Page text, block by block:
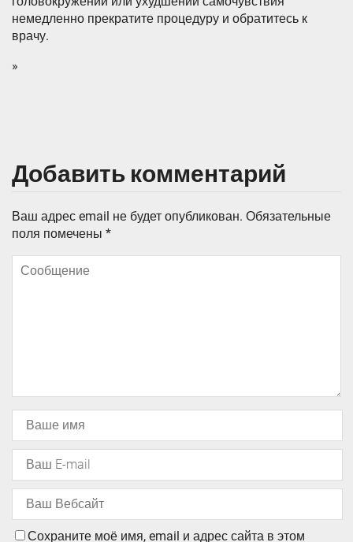
немедленно прекратите процедуру и обратитесь к
врачу.
»
Добавить комментарий
Ваш адрес email не будет опубликован. Обязательные
поля помечены *
Сохраните моё имя, email и адрес сайта в этом